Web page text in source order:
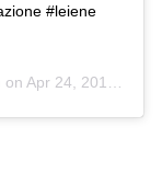
#leiene
on Apr 24, 2018 at 8:47am PDT